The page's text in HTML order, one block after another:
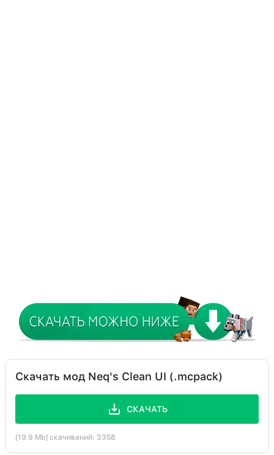
Скачать мод Neq's Clean UI (.mcpack)
СКАЧАТЬ
[19.9 Mb] скачиваний: 3358